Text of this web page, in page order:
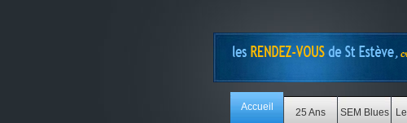
Accueil 25 Ans SEM Blues